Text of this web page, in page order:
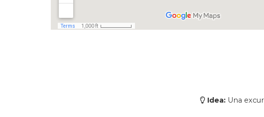
Idea: Una